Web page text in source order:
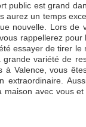
public est grand
aurez un temps
nouvelle. Lors
rappellerez
essayer de tirer
variété de
Valence, vous
extraordinaire.
avec vous